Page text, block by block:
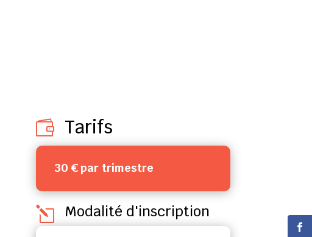
 Tarifs
30 € par trimestre
l Modalité d'inscription